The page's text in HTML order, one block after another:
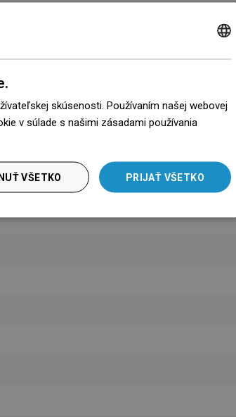
LITHUANIAN
ROMANIAN
skúsenosti. Používaním našej webovej
v súlade s našimi zásadami používania
PRIJAŤ VŠETKO
VŠETKO